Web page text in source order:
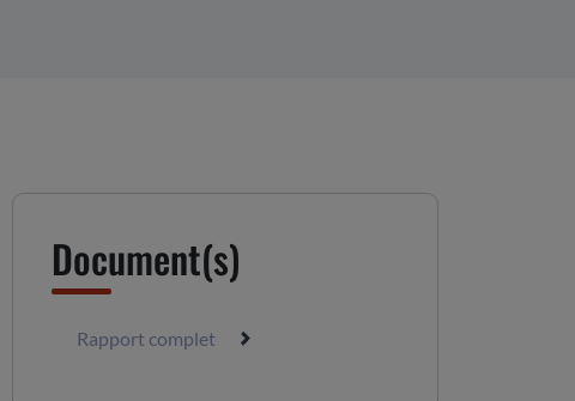
Document(s)
Rapport complet